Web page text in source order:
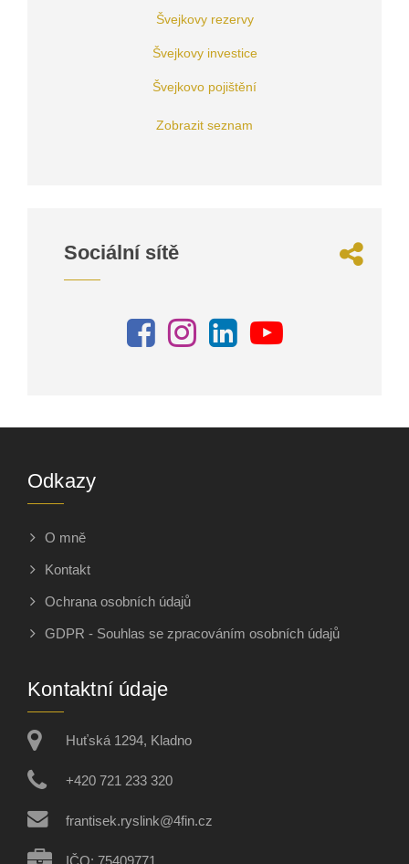
Švejkovy rezervy
Švejkovy investice
Švejkovo pojištění
Zobrazit seznam
Sociální sítě
Odkazy
O mně
Kontakt
Ochrana osobních údajů
GDPR - Souhlas se zpracováním osobních údajů
Kontaktní údaje
Huťská 1294, Kladno
+420 721 233 320
frantisek.ryslink@4fin.cz
IČO: 75409771